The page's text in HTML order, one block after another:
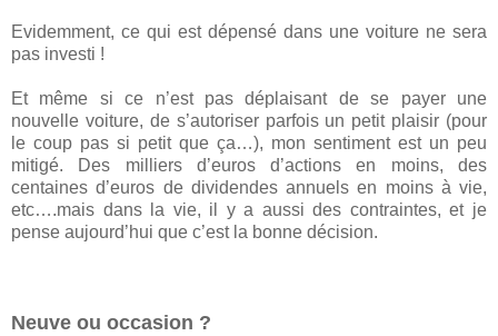
Evidemment, ce qui est dépensé dans une voiture ne sera
pas investi !
Et même si ce n’est pas déplaisant de se payer une
nouvelle voiture, de s’autoriser parfois un petit plaisir (pour
le coup pas si petit que ça…), mon sentiment est un peu
mitigé. Des milliers d’euros d’actions en moins, des
centaines d’euros de dividendes annuels en moins à vie,
etc….mais dans la vie, il y a aussi des contraintes, et je
pense aujourd’hui que c’est la bonne décision.
Neuve ou occasion ?